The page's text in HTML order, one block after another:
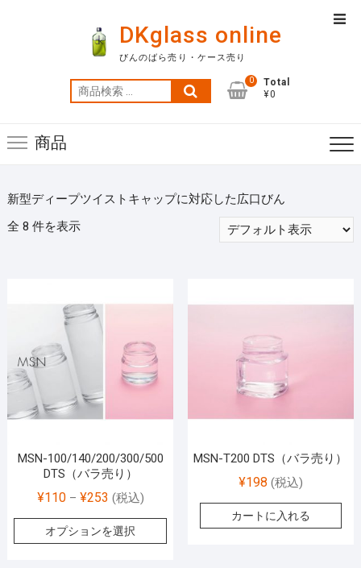
DKglass online
びんのばら売り・ケース売り
索
0
Total
¥0
商品
新型ディープツイストキャップに対応した広口びん
全 8 件を表示
MSN-100/140/200/300/500
DTS（バラ売り）
¥110– ¥253 (税込)
オプションを選択
MSN-T200 DTS（バラ売り）
¥198 (税込)
カートに入れる